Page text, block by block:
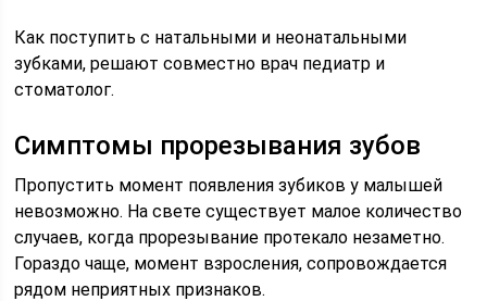
Как поступить с натальными и неонатальными
зубками, решают совместно врач педиатр и
стоматолог.
Симптомы прорезывания зубов
Пропустить момент появления зубиков у малышей
невозможно. На свете существует малое количество
случаев, когда прорезывание протекало незаметно.
Гораздо чаще, момент взросления, сопровождается
рядом неприятных признаков.